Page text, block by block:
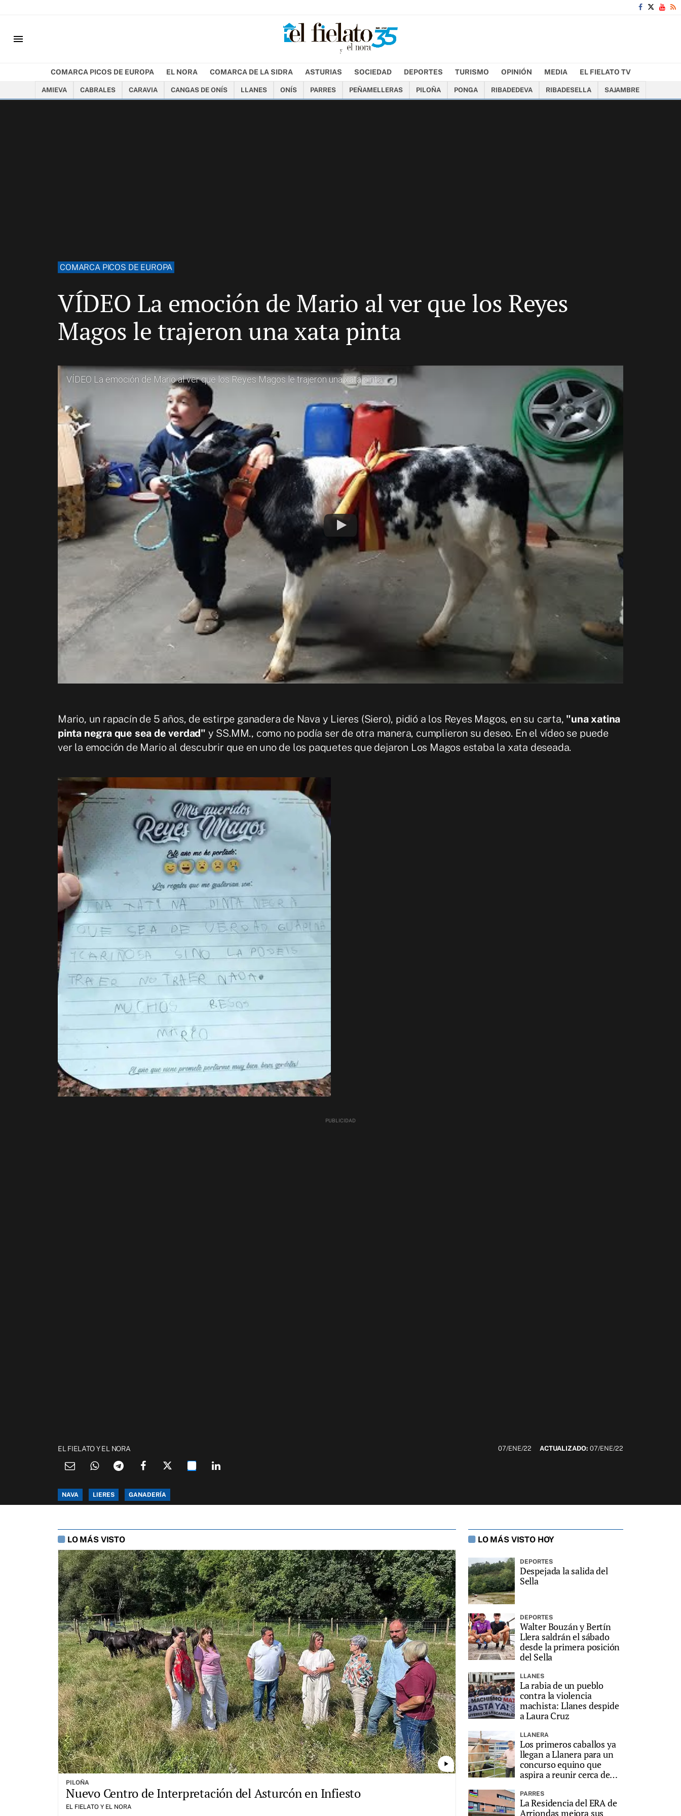
menu
COMARCA PICOS DE EUROPA EL NORA COMARCA DE LA SIDRA ASTURIAS SOCIEDAD DEPORTES TURISMO OPINIÓN MEDIA EL FIELATO TV
AMIEVA CABRALES CARAVIA CANGAS DE ONÍS LLANES ONÍS PARRES PEÑAMELLERAS PILOÑA PONGA RIBADEDEVA RIBADESELLA SAJAMBRE
COMARCA PICOS DE EUROPA
VÍDEO La emoción de Mario al ver que los Reyes
Magos le trajeron una xata pinta
VÍDEO La emoción de Mario al ver que los Reyes Magos le trajeron una xata pinta
Mario, un rapacín de 5 años, de estirpe ganadera de Nava y Lieres (Siero), pidió a los Reyes Magos, en su carta, "una xatina
pinta negra que sea de verdad" y SS.MM., como no podía ser de otra manera, cumplieron su deseo. En el vídeo se puede
ver la emoción de Mario al descubrir que en uno de los paquetes que dejaron Los Magos estaba la xata deseada.
EL FIELATO Y EL NORA 07/ENE/22 ACTUALIZADO: 07/ENE/22
NAVA LIERES GANADERÍA
LO MÁS VISTO
play_arrow
PILOÑA
Nuevo Centro de Interpretación del Asturcón en Infiesto
EL FIELATO Y EL NORA
LO MÁS VISTO HOY
DEPORTES
Despejada la salida del
Sella
DEPORTES
Walter Bouzán y Bertín
Llera saldrán el sábado
desde la primera posición
del Sella
LLANES
La rabia de un pueblo
contra la violencia
machista: Llanes despide
a Laura Cruz
LLANERA
Los primeros caballos ya
llegan a Llanera para un
concurso equino que
aspira a reunir cerca de
PARRES
La Residencia del ERA de
Arriondas mejora sus